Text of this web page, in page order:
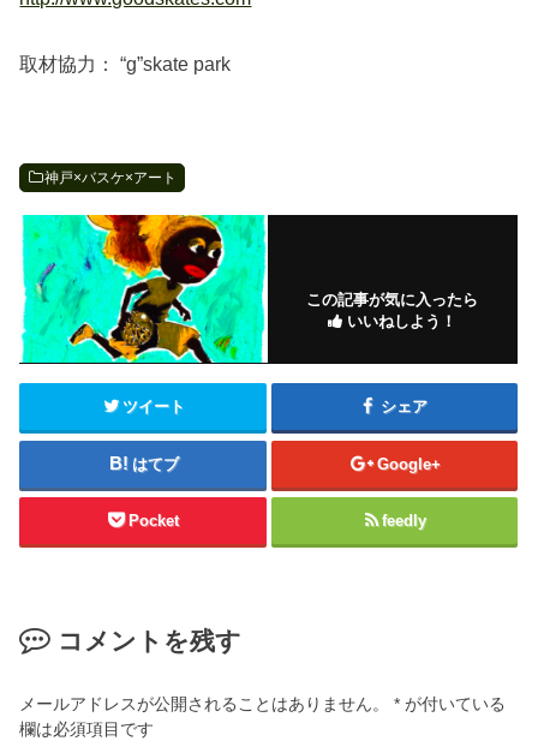
取材協力： “g”skate park
神戸×バスケ×アート
この記事が気に入ったら
いいねしよう！
ツイート シェア
はてブ Google+
Pocket feedly
コメントを残す
メールアドレスが公開されることはありません。 * が付いている
欄は必須項目です